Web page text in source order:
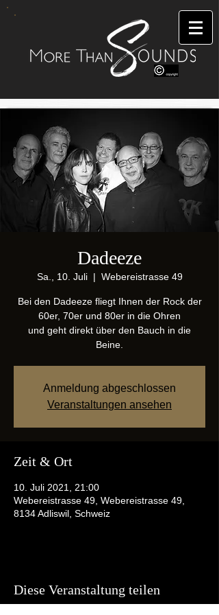
Dadeeze
Sa., 10. Juli
  |
Webereistrasse 49
Bei den Dadeeze fliegt Ihnen der Rock der
60er, 70er und 80er in die Ohren
und geht direkt über den Bauch in die
Beine.
Anmeldung abgeschlossen
Veranstaltungen ansehen
Zeit & Ort
10. Juli 2021, 21:00
Webereistrasse 49, Webereistrasse 49,
8134 Adliswil, Schweiz
Diese Veranstaltung teilen